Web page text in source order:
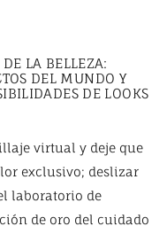
LA BELLEZA:
DEL MUNDO Y
DE LOOKS
virtual y deje que
exclusivo; deslizar
laboratorio de
de oro del cuidado